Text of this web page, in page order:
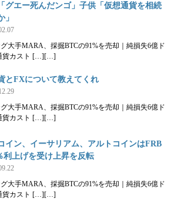
グエー死んだンゴ」子供「仮想通貨を相続
」
大手MARA、採掘BTCの91%を売却｜純損失6億ド
貨カスト […][…]
とFXについて教えてくれ
大手MARA、採掘BTCの91%を売却｜純損失6億ド
貨カスト […][…]
イン、イーサリアム、アルトコインはFRB
利上げを受け上昇を反転
大手MARA、採掘BTCの91%を売却｜純損失6億ド
貨カスト […][…]